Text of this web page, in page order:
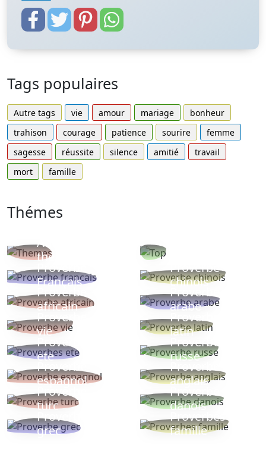
Tags populaires
Autre tags vie amour mariage
bonheur
trahison
courage patience sourire
femme
sagesse
réussite silence amitié
travail
mort
famille
Thémes
Autres
thèmes
Proverbe
Français
Proverbe
chinois
Proverbe
africain
Proverbe
arabe
Proverbe
vie
Proverbe
latin
Proverbes
ete
Proverbe
russe
Proverbe
espagnol
Proverbe
anglais
Proverbe
turc
Proverbe
danois
Proverbe
grec
Proverbes
famille